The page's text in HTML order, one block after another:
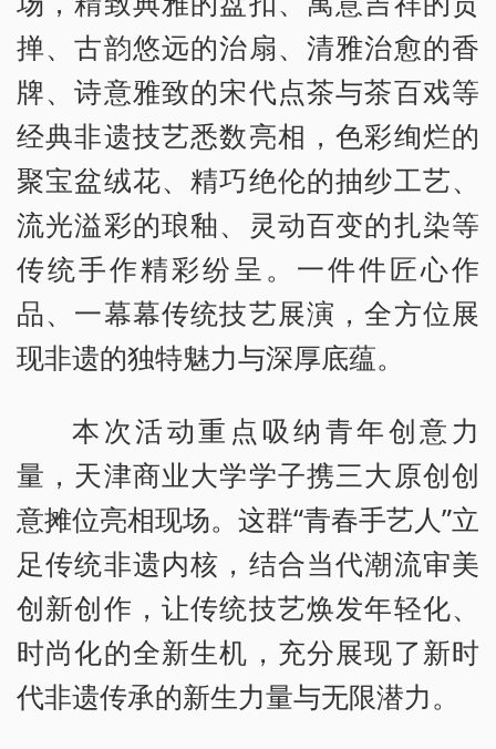
掸、古韵悠远的治扇、清雅治愈的香
牌、诗意雅致的宋代点茶与茶百戏等
经典非遗技艺悉数亮相，色彩绚烂的
聚宝盆绒花、精巧绝伦的抽纱工艺、
流光溢彩的琅釉、灵动百变的扎染等
传统手作精彩纷呈。一件件匠心作
品、一幕幕传统技艺展演，全方位展
现非遗的独特魅力与深厚底蕴。
本次活动重点吸纳青年创意力
量，天津商业大学学子携三大原创创
意摊位亮相现场。这群“青春手艺人”立
足传统非遗内核，结合当代潮流审美
创新创作，让传统技艺焕发年轻化、
时尚化的全新生机，充分展现了新时
代非遗传承的新生力量与无限潜力。